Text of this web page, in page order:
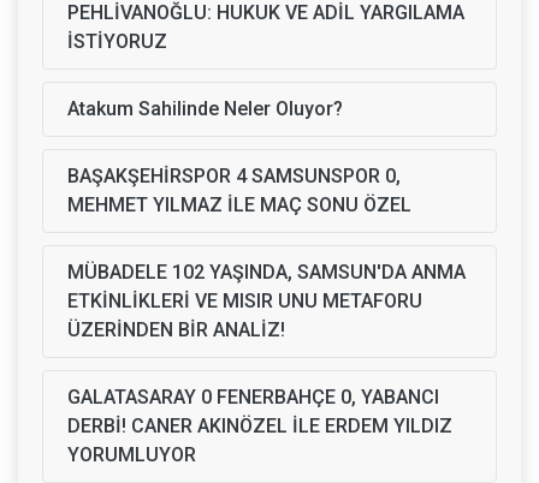
PEHLİVANOĞLU: HUKUK VE ADİL YARGILAMA
İSTİYORUZ
Atakum Sahilinde Neler Oluyor?
BAŞAKŞEHİRSPOR 4 SAMSUNSPOR 0,
MEHMET YILMAZ İLE MAÇ SONU ÖZEL
MÜBADELE 102 YAŞINDA, SAMSUN'DA ANMA
ETKİNLİKLERİ VE MISIR UNU METAFORU
ÜZERİNDEN BİR ANALİZ!
GALATASARAY 0 FENERBAHÇE 0, YABANCI
DERBİ! CANER AKINÖZEL İLE ERDEM YILDIZ
YORUMLUYOR